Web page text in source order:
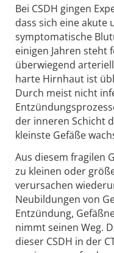
Bei CSDH gingen
dass sich eine akute
symptomatische
einigen Jahren steht
überwiegend
harte Hirnhaut ist
Durch meist nicht
der inneren Schicht
kleinste Gefäße
Aus diesem fragilen
zu kleinen oder
verursachen
Neubildungen von
Entzündung,
nimmt seinen Weg.
dieser CSDH in der